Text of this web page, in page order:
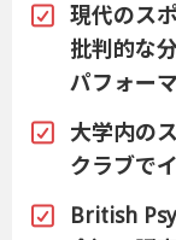
現代のス
批判的な
パフォー
大学内の
クラブで
British